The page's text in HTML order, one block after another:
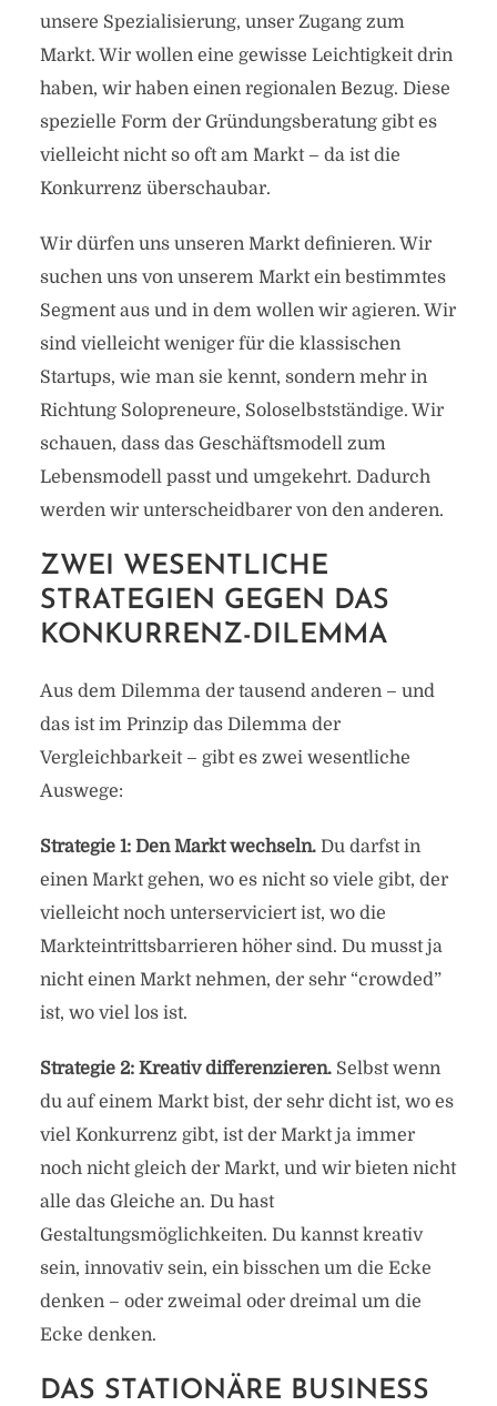
unsere Spezialisierung, unser Zugang zum
Markt. Wir wollen eine gewisse Leichtigkeit drin
haben, wir haben einen regionalen Bezug. Diese
spezielle Form der Gründungsberatung gibt es
vielleicht nicht so oft am Markt – da ist die
Konkurrenz überschaubar.
Wir dürfen uns unseren Markt definieren. Wir
suchen uns von unserem Markt ein bestimmtes
Segment aus und in dem wollen wir agieren. Wir
sind vielleicht weniger für die klassischen
Startups, wie man sie kennt, sondern mehr in
Richtung Solopreneure, Soloselbstständige. Wir
schauen, dass das Geschäftsmodell zum
Lebensmodell passt und umgekehrt. Dadurch
werden wir unterscheidbarer von den anderen.
ZWEI WESENTLICHE
STRATEGIEN GEGEN DAS
KONKURRENZ-DILEMMA
Aus dem Dilemma der tausend anderen – und
das ist im Prinzip das Dilemma der
Vergleichbarkeit – gibt es zwei wesentliche
Auswege:
Strategie 1: Den Markt wechseln.Du darfst in
einen Markt gehen, wo es nicht so viele gibt, der
vielleicht noch unterserviciert ist, wo die
Markteintrittsbarrieren höher sind. Du musst ja
nicht einen Markt nehmen, der sehr “crowded”
ist, wo viel los ist.
Strategie 2: Kreativ differenzieren.Selbst wenn
du auf einem Markt bist, der sehr dicht ist, wo es
viel Konkurrenz gibt, ist der Markt ja immer
noch nicht gleich der Markt, und wir bieten nicht
alle das Gleiche an. Du hast
Gestaltungsmöglichkeiten. Du kannst kreativ
sein, innovativ sein, ein bisschen um die Ecke
denken – oder zweimal oder dreimal um die
Ecke denken.
DAS STATIONÄRE BUSINESS